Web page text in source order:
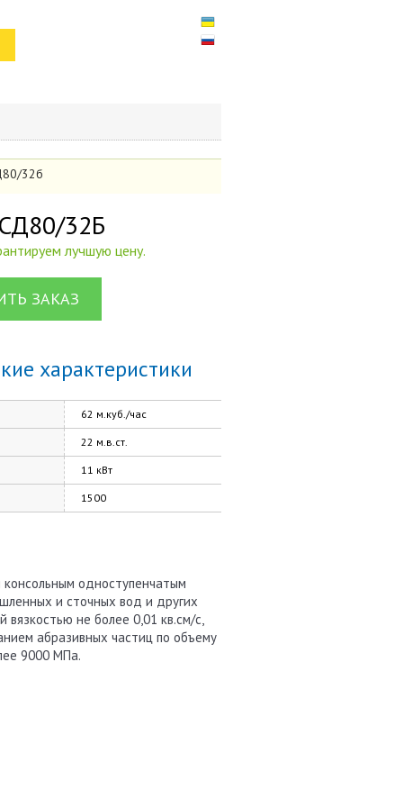
32б
32Б
лучшую цену.
ЗАКАЗ
характеристики
62 м.куб./час
22 м.в.ст.
11 кВт
1500
одноступенчатым
и сточных вод и других
не более 0,01 кв.см/с,
абразивных частиц по объему
9000 МПа.